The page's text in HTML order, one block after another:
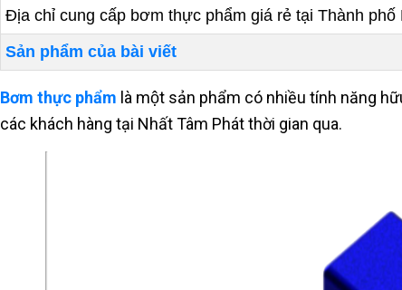
Địa chỉ cung cấp bơm thực phẩm giá rẻ tại Thành phố
Sản phẩm của bài viết
Bơm thực phẩm là một sản phẩm có nhiều tính năng
các khách hàng tại Nhất Tâm Phát thời gian qua.